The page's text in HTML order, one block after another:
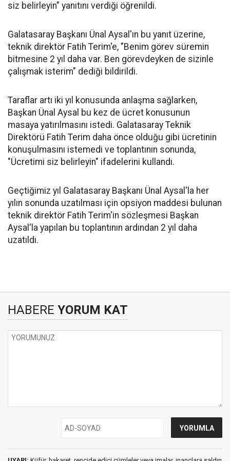
siz belirleyin" yanıtını verdiği öğrenildi.
Galatasaray Başkanı Ünal Aysal'ın bu yanıt üzerine,
teknik direktör Fatih Terim'e, "Benim görev süremin
bitmesine 2 yıl daha var. Ben görevdeyken de sizinle
çalışmak isterim" dediği bildirildi.
Taraflar artı iki yıl konusunda anlaşma sağlarken,
Başkan Ünal Aysal bu kez de ücret konusunun
masaya yatırılmasını istedi. Galatasaray Teknik
Direktörü Fatih Terim daha önce olduğu gibi ücretinin
konuşulmasını istemedi ve toplantının sonunda,
"Ücretimi siz belirleyin" ifadelerini kullandı.
Geçtiğimiz yıl Galatasaray Başkanı Ünal Aysal'la her
yılın sonunda uzatılması için opsiyon maddesi bulunan
teknik direktör Fatih Terim'in sözleşmesi Başkan
Aysal'la yapılan bu toplantının ardından 2 yıl daha
uzatıldı.
HABERE YORUM KAT